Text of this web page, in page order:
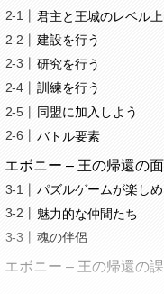
君主と王城のレベル
建設を行う
研究を行う
訓練を行う
同盟に加入しよう
バトル要素
エボニー – 王の帰還の
パズルゲームが楽し
魅力的な仲間たち
魂の伴侶
エボニー – 王の帰還の